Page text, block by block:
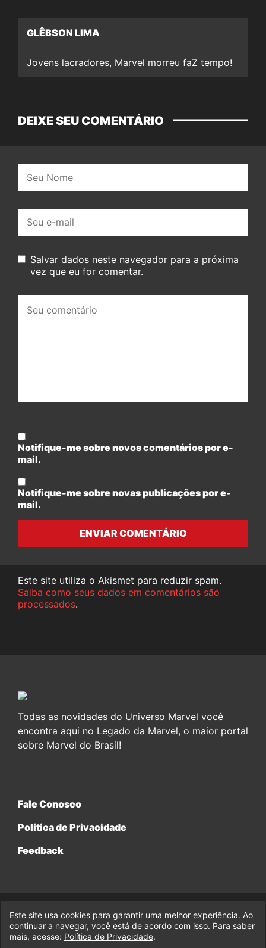
GLÊBSON LIMA
Jovens lacradores, Marvel morreu faZ tempo!
DEIXE SEU COMENTÁRIO
mail:
Salvar dados neste navegador para a próxima
vez que eu for comentar.
comentário:
Notifique-me sobre novos comentários por e-
mail.
Notifique-me sobre novas publicações por e-
mail.
ENVIAR COMENTÁRIO
Este site utiliza o Akismet para reduzir spam.
Saiba como seus dados em comentários são
processados.
Todas as novidades do Universo Marvel você
encontra aqui no Legado da Marvel, o maior portal
sobre Marvel do Brasil!
Fale Conosco
Política de Privacidade
Feedback
© 2017-2026 Legado da Marvel, uma empresa da Legado
Enterprises.
Este site usa cookies para garantir uma melhor experiência. Ao
continuar a navegar, você está de acordo com isso. Para saber
mais, acesse: Política de Privacidade.